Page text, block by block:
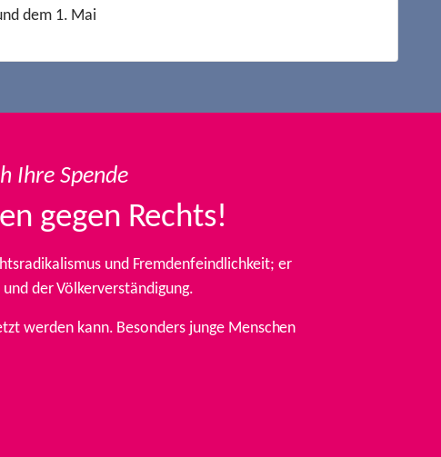
dem 1. Mai
Ihre Spende
gegen Rechts!
und Fremdenfeindlichkeit; er
der Völkerverständigung.
werden kann. Besonders junge Menschen